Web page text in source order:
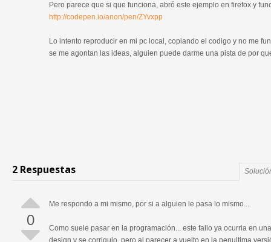
Pero parece que si que funciona, abró este ejemplo en firefox y
http://codepen.io/anon/pen/ZYvxpp
Lo intento reproducir en mi pc local, copiando el codigo y no me
se me agontan las ideas, alguien puede darme una pista de por
2 Respuestas
0
Me respondo a mi mismo, por si a alguien le pasa lo mismo...
Como suele pasar en la programación... este fallo ya ocurria en
design y se corriguio, pero al parecer a vuelto en la penultima